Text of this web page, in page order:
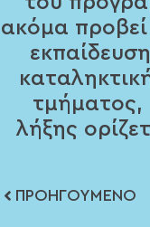
ακόμα
τμήματος,
λήξης
ΠΡΟΗΓΟΎΜΕΝΟ